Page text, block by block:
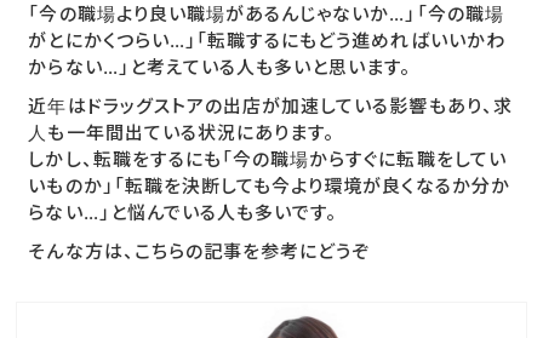
「今の職場より良い職場があるんじゃないか…」「今の職場
がとにかくつらい…」「転職するにもどう進めればいいかわ
からない…」と考えている人も多いと思います。
近年はドラッグストアの出店が加速している影響もあり、求
人も一年間出ている状況にあります。
しかし、転職をするにも「今の職場からすぐに転職をしてい
いものか」「転職を決断しても今より環境が良くなるか分か
らない…」と悩んでいる人も多いです。
そんな方は、こちらの記事を参考にどうぞ